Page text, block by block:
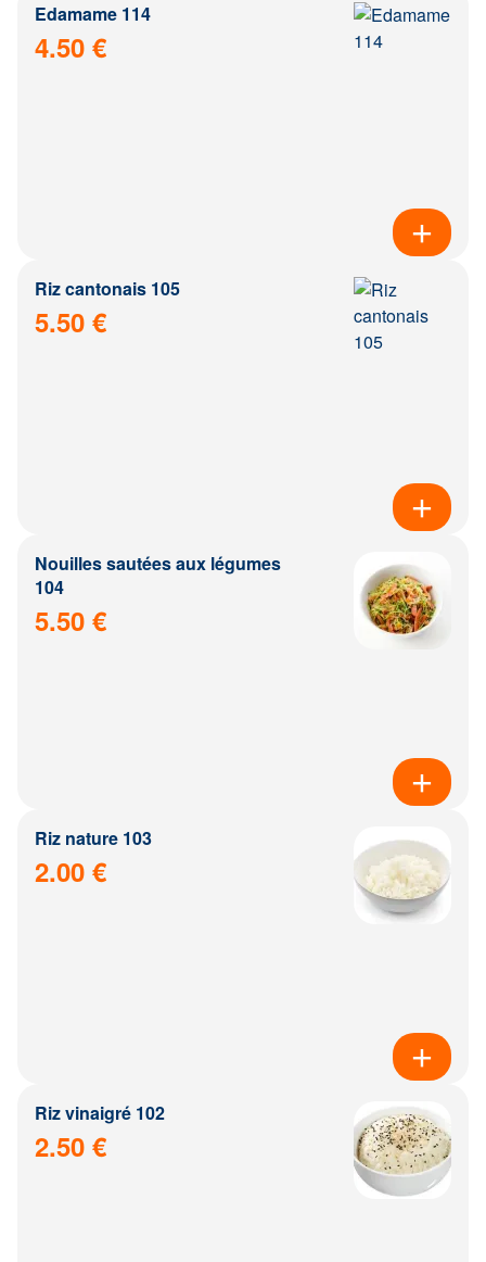
Edamame 114
4.50 €
Riz cantonais 105
5.50 €
Nouilles sautées aux légumes
104
5.50 €
Riz nature 103
2.00 €
Riz vinaigré 102
2.50 €